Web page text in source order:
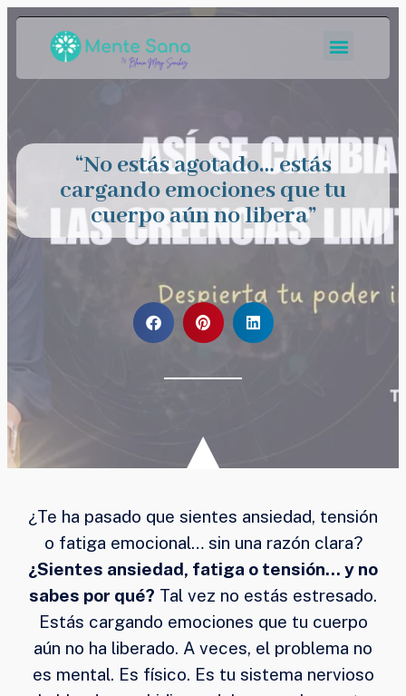
“No estás agotado… estás
cargando emociones que tu
cuerpo aún no libera”
¿Te ha pasado que sientes ansiedad, tensión
o fatiga emocional… sin una razón clara?
¿Sientes ansiedad, fatiga o tensión… y no
sabes por qué? Tal vez no estás estresado.
Estás cargando emociones que tu cuerpo
aún no ha liberado. A veces, el problema no
es mental. Es físico. Es tu sistema nervioso